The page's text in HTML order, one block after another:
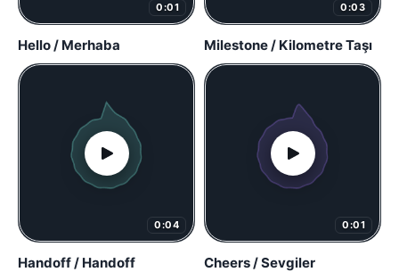
0:01
Hello / Merhaba
0:03
Milestone / Kilometre Taşı
0:04
Handoff / Handoff
0:01
Cheers / Sevgiler